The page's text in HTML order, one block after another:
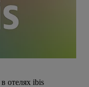
в отелях ibis